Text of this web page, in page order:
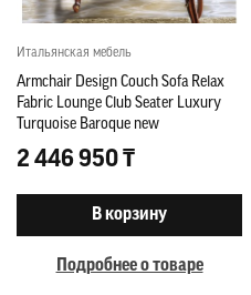
Итальянская мебель
Armchair Design Couch Sofa Relax
Fabric Lounge Club Seater Luxury
Turquoise Baroque new
2 446 950 ₸
В корзину
Подробнее о товаре